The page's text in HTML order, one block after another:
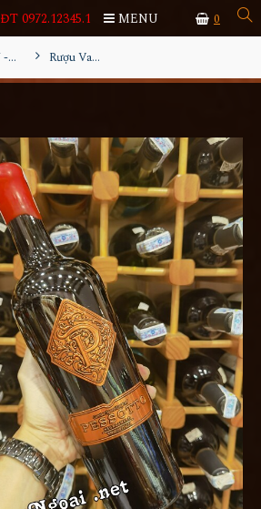
0
ĐT 0972.12345.1 MENU
Vang Ý - Italia Rượu Vang Pessotto Negroamaro